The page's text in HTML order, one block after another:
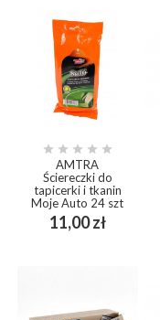
    
AMTRA
Ściereczki do
tapicerki i tkanin
Moje Auto 24 szt
11,00 złCena